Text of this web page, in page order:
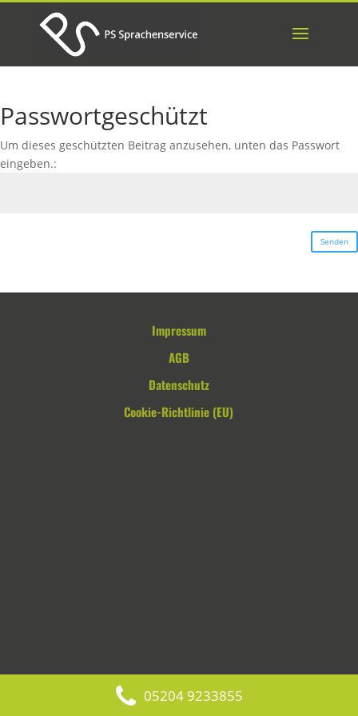
Passwortgeschützt
Um dieses geschützten Beitrag anzusehen, unten das Passwort
eingeben.:
Senden
Impressum
AGB
Datenschutz
Cookie-Richtlinie (EU)
05204 9233855